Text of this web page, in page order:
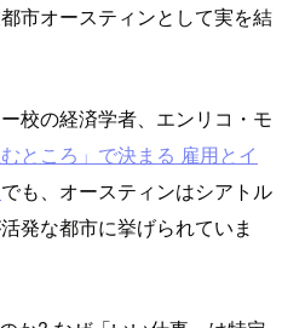
市オースティンとして実を結
校の経済学者、エンリコ・モ
むところ」で決まる 雇用とイ
でも、オースティンはシアトル
発な都市に挙げられていま